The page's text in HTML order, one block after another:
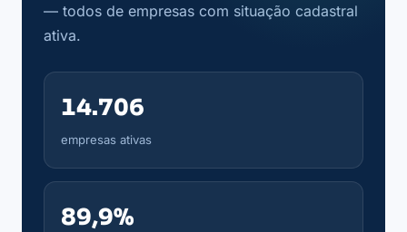
— todos de empresas com situação cadastral
ativa.
14.706
empresas ativas
89,9%